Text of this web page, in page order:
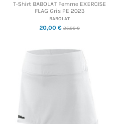
T-Shirt BABOLAT Femme EXERCISE
FLAG Gris PE 2023
BABOLAT
20,00 € 25,00 €